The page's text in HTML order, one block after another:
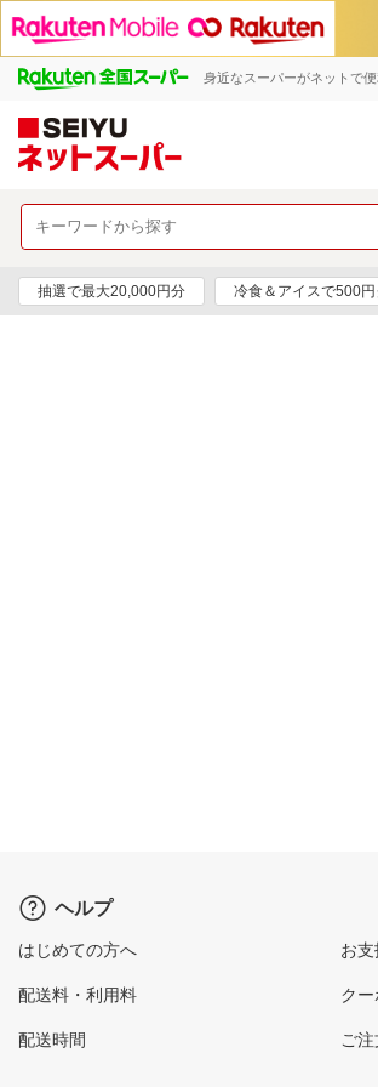
身近なスーパーがネットで
抽選で最大20,000円分 冷食＆アイスで500
ヘルプ
はじめての方へ
配送料・利用料
配送時間
お
ク
ご